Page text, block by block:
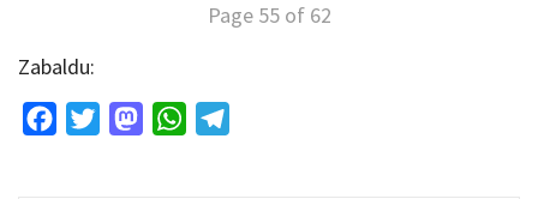
Page 55 of 62
Zabaldu:
FacebookTwitterMastodonWhatsApp